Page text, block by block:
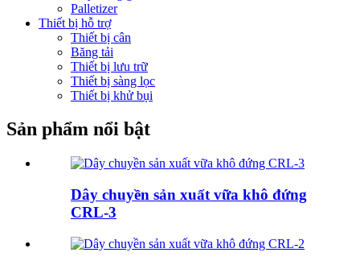
Palletizer
Thiết bị hỗ trợ
Thiết bị cân
Băng tải
Thiết bị lưu trữ
Thiết bị sàng lọc
Thiết bị khử bụi
Sản phẩm nổi bật
Dây chuyền sản xuất vữa khô đứng
CRL-3